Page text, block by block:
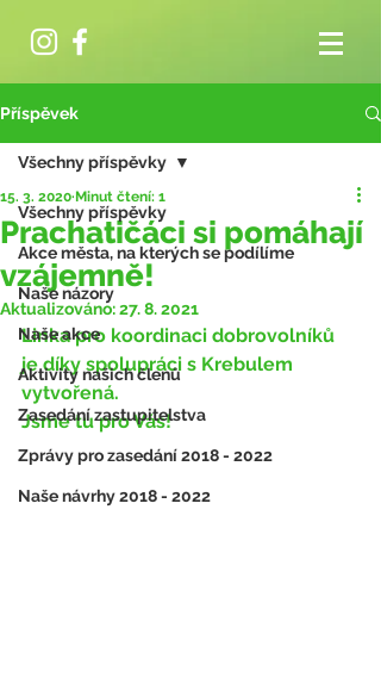
Příspěvek
Všechny příspěvky
Akce města, na kterých se podílíme
Naše názory
Naše akce
Aktivity našich členů
Zasedání zastupitelstva
Zprávy pro zasedání 2018 - 2022
Naše návrhy 2018 - 2022
Všechny příspěvky
Prachatičáci si pomáhají
vzájemně!
15. 3. 2020 Minut čtení: 1
Aktualizováno:27. 8. 2021
Linka pro koordinaci dobrovolníků
je díky spolupráci s Krebulem
vytvořená.
Jsme tu pro Vás!